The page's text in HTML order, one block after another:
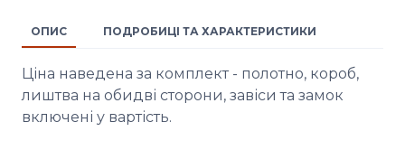
ОПИС ПОДРОБИЦІ ТА ХАРАКТЕРИСТИКИ
Ціна наведена за комплект - полотно, короб,
лиштва на обидві сторони, завіси та замок
включені у вартість.